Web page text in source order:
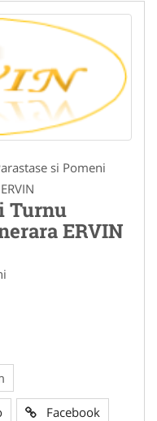
si Pomeni
Turnu
ERVIN
Facebook